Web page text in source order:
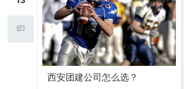
西安团建公司怎么选？